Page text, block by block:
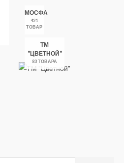
МОСФА
421
ТОВАР
ТМ
"ЦВЕТНОЙ"
83 ТОВАРА